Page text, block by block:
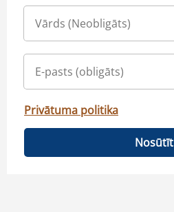
Privātuma politika
Nosūtīt